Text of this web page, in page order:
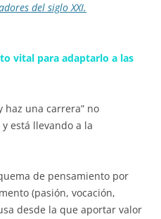
del siglo XXI.
vital para adaptarlo a las
haz una carrera” no
está llevando a la
de pensamiento por
(pasión, vocación,
desde la que aportar valor